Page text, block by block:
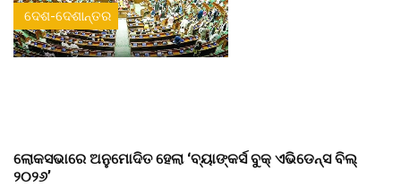
ଦେଶ-ଦେଶାନ୍ତର
ଲୋକସଭାରେ ଅନୁମୋଦିତ ହେଲା ‘ବ୍ୟାଙ୍କର୍ସ ବୁକ୍ ଏଭିଡେନ୍ସ ବିଲ୍
୨୦୨୬’